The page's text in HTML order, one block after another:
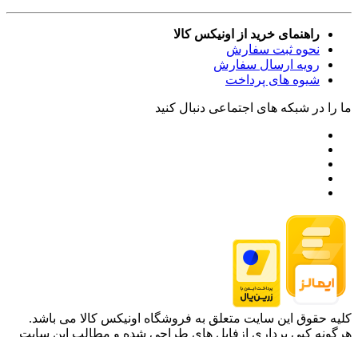
راهنمای خرید از اونیکس کالا
نحوه ثبت سفارش
رویه ارسال سفارش
شیوه های پرداخت
ما را در شبکه های اجتماعی دنبال کنید
کلیه حقوق این سایت متعلق به فروشگاه اونیکس کالا می باشد.
هرگونه کپی برداری ازفایل های طراحی شده و مطالب این سایت